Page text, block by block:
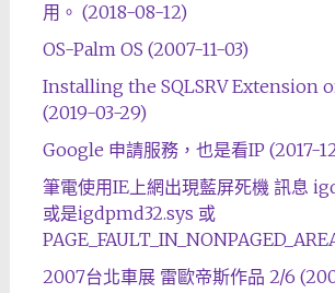
用。 (2018-08-12)
OS-Palm OS (2007-11-03)
Installing the SQLSRV Extension
(2019-03-29)
Google 申請服務，也是看IP (2017-
筆電使用IE上網出現藍屏死機 訊息
或是igdpmd32.sys 或
2007台北車展 雷歐帝斯作品 2/6